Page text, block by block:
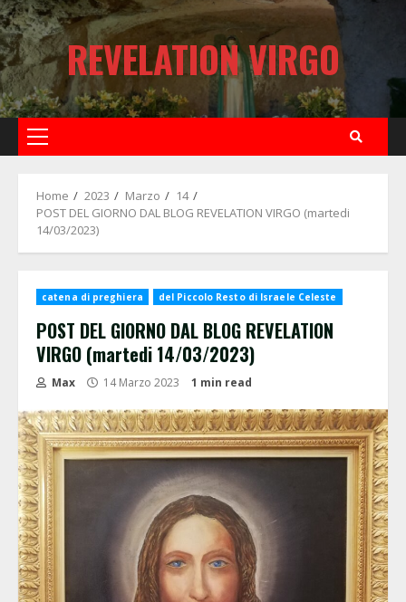
Skip
to
content
REVELATION VIRGO
Primary
Home 2023 Marzo
14
POST DEL GIORNO DAL BLOG REVELATION VIRGO (martedi
14/03/2023)
catena di preghiera del Piccolo Resto di Israele Celeste
POST DEL GIORNO DAL BLOG REVELATION
VIRGO (martedi 14/03/2023)
Max 14 Marzo 2023 1 min read